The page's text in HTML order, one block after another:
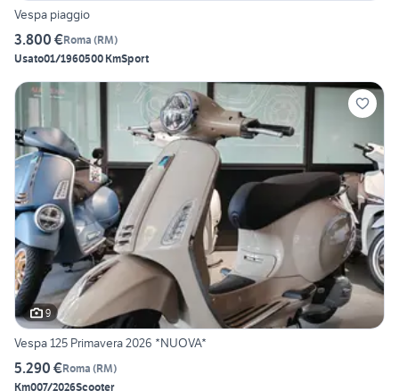
Vespa piaggio
3.800 €Roma (RM)
Usato01/1960500 KmSport
9
Vespa 125 Primavera 2026 *NUOVA*
5.290 €Roma (RM)
Km007/2026Scooter